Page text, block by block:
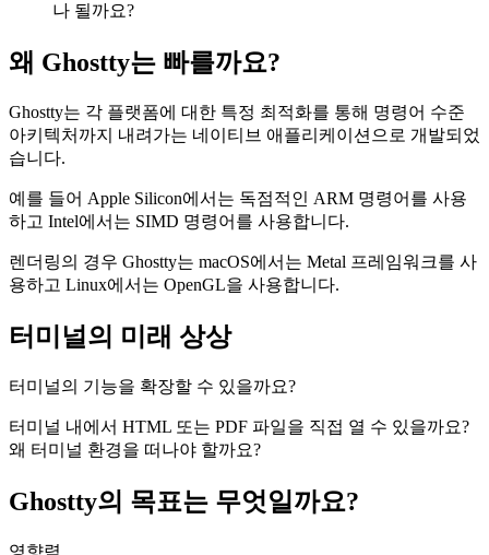
나 될까요?
왜 Ghostty는 빠를까요?
Ghostty는 각 플랫폼에 대한 특정 최적화를 통해 명령어 수준
아키텍처까지 내려가는 네이티브 애플리케이션으로 개발되었
습니다.
예를 들어 Apple Silicon에서는 독점적인 ARM 명령어를 사용
하고 Intel에서는 SIMD 명령어를 사용합니다.
렌더링의 경우 Ghostty는 macOS에서는 Metal 프레임워크를 사
용하고 Linux에서는 OpenGL을 사용합니다.
터미널의 미래 상상
터미널의 기능을 확장할 수 있을까요?
터미널 내에서 HTML 또는 PDF 파일을 직접 열 수 있을까요?
왜 터미널 환경을 떠나야 할까요?
Ghostty의 목표는 무엇일까요?
영향력.